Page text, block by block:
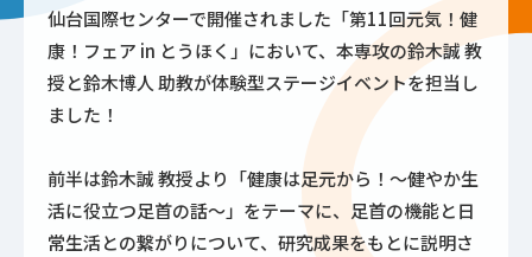
仙台国際センターで開催されました「第11回元気！健
康！フェア in とうほく」において、本専攻の鈴木誠 教
授と鈴木博人 助教が体験型ステージイベントを担当し
ました！
前半は鈴木誠 教授より「健康は足元から！〜健やか生
活に役立つ足首の話〜」をテーマに、足首の機能と日
常生活との繋がりについて、研究成果をもとに説明さ